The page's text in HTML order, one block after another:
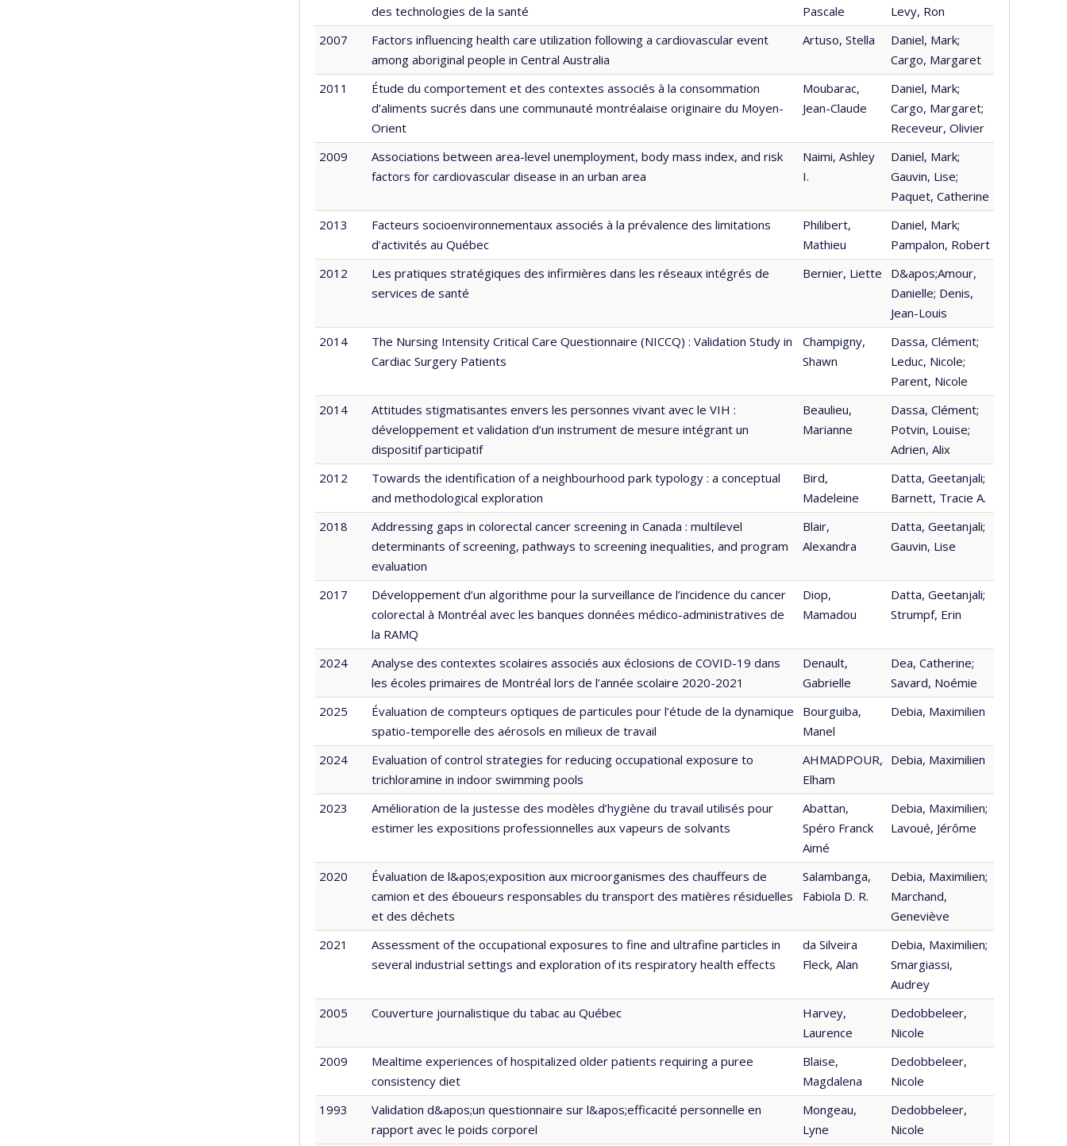
des technologies de la santé
Pascale
Levy, Ron
2007
Factors influencing health care utilization following a cardiovascular event
among aboriginal people in Central Australia
Artuso, Stella
Daniel, Mark;
Cargo, Margaret
2011
Étude du comportement et des contextes associés à la consommation
d’aliments sucrés dans une communauté montréalaise originaire du Moyen-
Orient
Moubarac,
Jean-Claude
Daniel, Mark;
Cargo, Margaret;
Receveur, Olivier
2009
Associations between area-level unemployment, body mass index, and risk
factors for cardiovascular disease in an urban area
Naimi, Ashley
I.
Daniel, Mark;
Gauvin, Lise;
Paquet, Catherine
2013
Facteurs socioenvironnementaux associés à la prévalence des limitations
d’activités au Québec
Philibert,
Mathieu
Daniel, Mark;
Pampalon, Robert
2012
Les pratiques stratégiques des infirmières dans les réseaux intégrés de
services de santé
Bernier, Liette
D&apos;Amour,
Danielle; Denis,
Jean-Louis
2014
The Nursing Intensity Critical Care Questionnaire (NICCQ) : Validation Study in
Cardiac Surgery Patients
Champigny,
Shawn
Dassa, Clément;
Leduc, Nicole;
Parent, Nicole
2014
Attitudes stigmatisantes envers les personnes vivant avec le VIH :
développement et validation d’un instrument de mesure intégrant un
dispositif participatif
Beaulieu,
Marianne
Dassa, Clément;
Potvin, Louise;
Adrien, Alix
2012
Towards the identification of a neighbourhood park typology : a conceptual
and methodological exploration
Bird,
Madeleine
Datta, Geetanjali;
Barnett, Tracie A.
2018
Addressing gaps in colorectal cancer screening in Canada : multilevel
determinants of screening, pathways to screening inequalities, and program
evaluation
Blair,
Alexandra
Datta, Geetanjali;
Gauvin, Lise
2017
Développement d’un algorithme pour la surveillance de l’incidence du cancer
colorectal à Montréal avec les banques données médico-administratives de
la RAMQ
Diop,
Mamadou
Datta, Geetanjali;
Strumpf, Erin
2024
Analyse des contextes scolaires associés aux éclosions de COVID-19 dans
les écoles primaires de Montréal lors de l’année scolaire 2020-2021
Denault,
Gabrielle
Dea, Catherine;
Savard, Noémie
2025
Évaluation de compteurs optiques de particules pour l’étude de la dynamique
spatio-temporelle des aérosols en milieux de travail
Bourguiba,
Manel
Debia, Maximilien
2024
Evaluation of control strategies for reducing occupational exposure to
trichloramine in indoor swimming pools
AHMADPOUR,
Elham
Debia, Maximilien
2023
Amélioration de la justesse des modèles d’hygiène du travail utilisés pour
estimer les expositions professionnelles aux vapeurs de solvants
Abattan,
Spéro Franck
Aimé
Debia, Maximilien;
Lavoué, Jérôme
2020
Évaluation de l&apos;exposition aux microorganismes des chauffeurs de
camion et des éboueurs responsables du transport des matières résiduelles
et des déchets
Salambanga,
Fabiola D. R.
Debia, Maximilien;
Marchand,
Geneviève
2021
Assessment of the occupational exposures to fine and ultrafine particles in
several industrial settings and exploration of its respiratory health effects
da Silveira
Fleck, Alan
Debia, Maximilien;
Smargiassi,
Audrey
2005
Couverture journalistique du tabac au Québec
Harvey,
Laurence
Dedobbeleer,
Nicole
2009
Mealtime experiences of hospitalized older patients requiring a puree
consistency diet
Blaise,
Magdalena
Dedobbeleer,
Nicole
1993
Validation d&apos;un questionnaire sur l&apos;efficacité personnelle en
rapport avec le poids corporel
Mongeau,
Lyne
Dedobbeleer,
Nicole